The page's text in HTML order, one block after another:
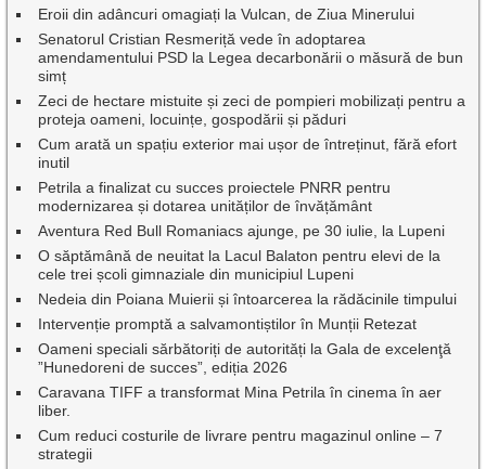
Eroii din adâncuri omagiați la Vulcan, de Ziua Minerului
Senatorul Cristian Resmeriță vede în adoptarea
amendamentului PSD la Legea decarbonării o măsură de bun
simț
Zeci de hectare mistuite și zeci de pompieri mobilizați pentru a
proteja oameni, locuințe, gospodării și păduri
Cum arată un spațiu exterior mai ușor de întreținut, fără efort
inutil
Petrila a finalizat cu succes proiectele PNRR pentru
modernizarea și dotarea unităților de învățământ
Aventura Red Bull Romaniacs ajunge, pe 30 iulie, la Lupeni
O săptămână de neuitat la Lacul Balaton pentru elevi de la
cele trei școli gimnaziale din municipiul Lupeni
Nedeia din Poiana Muierii și întoarcerea la rădăcinile timpului
Intervenție promptă a salvamontiștilor în Munții Retezat
Oameni speciali sărbătoriți de autorități la Gala de excelenţă
”Hunedoreni de succes”, ediția 2026
Caravana TIFF a transformat Mina Petrila în cinema în aer
liber.
Cum reduci costurile de livrare pentru magazinul online – 7
strategii